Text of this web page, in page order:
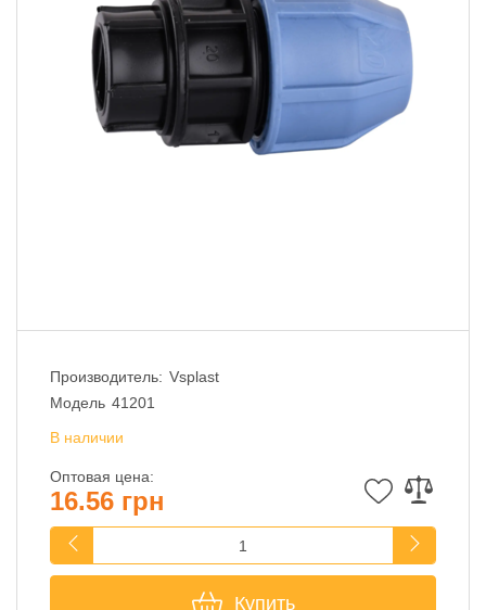
Производитель: Vsplast
Модель 41201
В наличии
Оптовая цена:
16.56 грн
Купить